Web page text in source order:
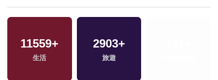
4771+
文教
124+
評論